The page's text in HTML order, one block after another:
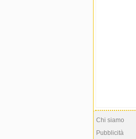
Chi siamo
Pubblicità